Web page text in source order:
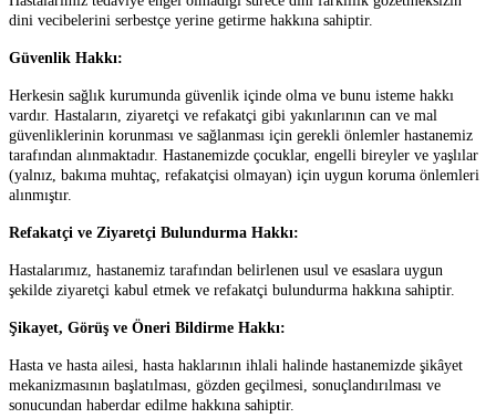
dini vecibelerini serbestçe yerine getirme hakkına sahiptir.
Güvenlik Hakkı:
Herkesin sağlık kurumunda güvenlik içinde olma ve bunu isteme hakkı
vardır. Hastaların, ziyaretçi ve refakatçi gibi yakınlarının can ve mal
güvenliklerinin korunması ve sağlanması için gerekli önlemler hastanemiz
tarafından alınmaktadır. Hastanemizde çocuklar, engelli bireyler ve yaşlılar
(yalnız, bakıma muhtaç, refakatçisi olmayan) için uygun koruma önlemleri
alınmıştır.
Refakatçi ve Ziyaretçi Bulundurma Hakkı:
Hastalarımız, hastanemiz tarafından belirlenen usul ve esaslara uygun
şekilde ziyaretçi kabul etmek ve refakatçi bulundurma hakkına sahiptir.
Şikayet, Görüş ve Öneri Bildirme Hakkı:
Hasta ve hasta ailesi, hasta haklarının ihlali halinde hastanemizde şikâyet
mekanizmasının başlatılması, gözden geçilmesi, sonuçlandırılması ve
sonucundan haberdar edilme hakkına sahiptir.